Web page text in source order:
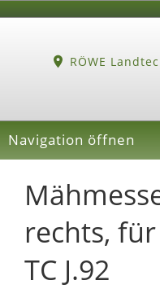
RÖWE
Navigation öffnen
rechts,
TC J.92